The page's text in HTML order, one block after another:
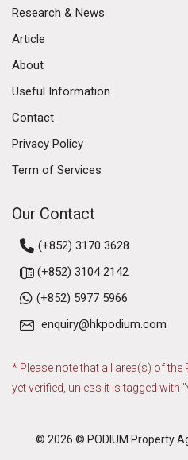
Research & News
Article
About
Useful Information
Contact
Privacy Policy
Term of Services
Our Contact
(+852) 3170 3628
(+852) 3104 2142
(+852) 5977 5966
enquiry@hkpodium.com
* Please note that all area(s) of the
yet verified, unless it is tagged with
© 2026 © PODIUM Property